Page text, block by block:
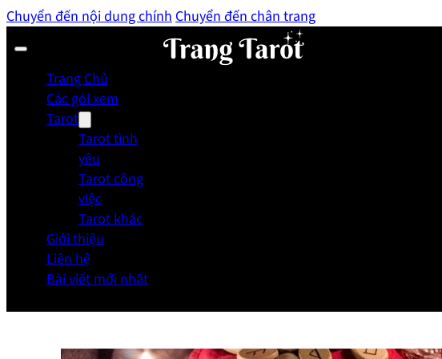
Chuyển đến nội dung chínhChuyển đến chân trang
Trang Chủ
Các gói xem
Tarot
Tarot tình
yêu
Tarot công
việc
Tarot khác
Giới thiệu
Liên hệ
Bài viết mới nhất